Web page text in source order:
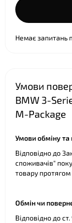
Немає запитань
Умови
BMW 3-
M-Package
Умови обміну та
Відповідно до
споживачів"
товару
Обмін чи
Відповідно до